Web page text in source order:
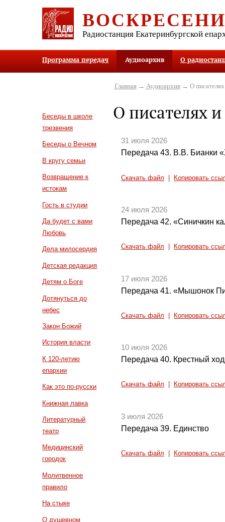
Радиостанция Екатеринбургской
Программа передач Аудиоархив О
Беседы в школе
трезвения
Беседы о Вечном
В кругу семьи
Возвращение к
истокам
Гость в студии
Да будет с вами
Любовь
Дела милосердия
Детская редакция
Детям о Боге
Дотянуться до
небес
Закон Божий
История власти
К 120-летию
епархии
Как это по-русски
Книжная лавка
Литературный
театр
Медицинский
городок
Молитвенное
правило
На стыке
О душевном
Главная→ Аудиоархив→ О писателях
О писателях
31 июля 2026
Передача 43. В.В. Бианки
Скачать файл Копировать
24 июля 2026
Передача 42. «Синичкин
Скачать файл Копировать
17 июля 2026
Передача 41. «Мышонок
Скачать файл Копировать
10 июля 2026
Передача 40. Крестный ход
Скачать файл Копировать
3 июля 2026
Передача 39. Единство
Скачать файл Копировать